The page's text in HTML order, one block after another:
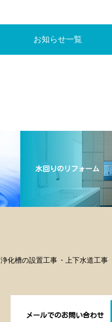
お知らせ一覧
水回りのリフォーム
浄化槽の設置工事 上下水道工事
メールでのお問い合わせ